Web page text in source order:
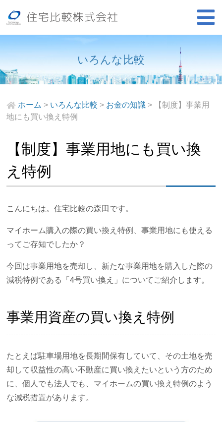
いろんな比較
ホーム > いろんな比較 > お金の知識>
【制度】事業用
地にも買い換え特例
【制度】事業用地にも買い換
え特例
こんにちは。住宅比較の森田です。
マイホーム購入の際の買い換え特例、事業用地にも使える
ってご存知でしたか？
今回は事業用地を売却し、新たな事業用地を購入した際の
減税特例である「4号買い換え」についてご紹介します。
事業用資産の買い換え特例
たとえば駐車場用地を長期間保有していて、その土地を売
却して収益性の高い不動産に買い換えたいという方のため
に、個人でも法人でも、マイホームの買い換え特例のよう
な減税措置があります。